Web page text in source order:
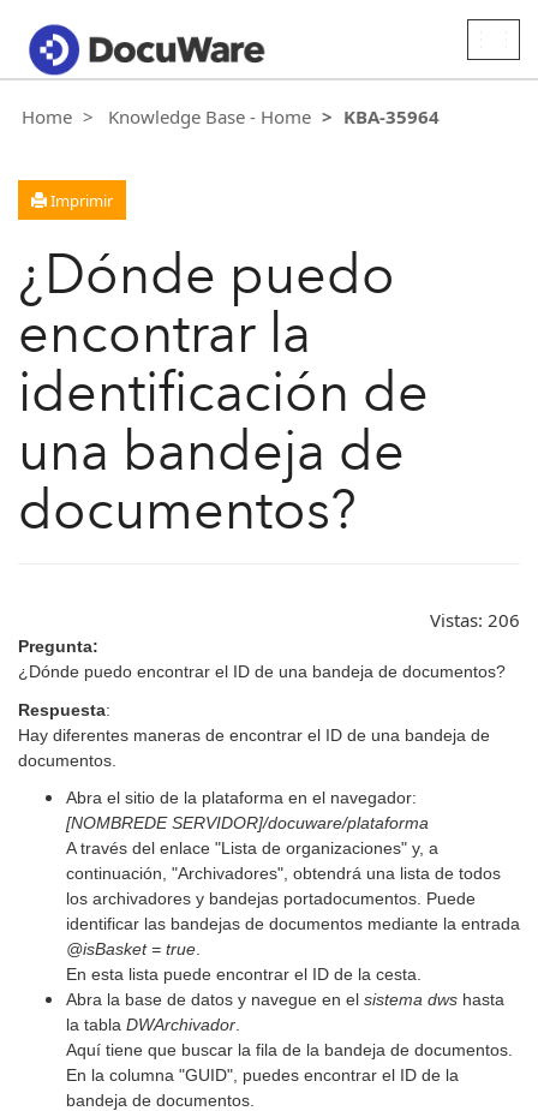
Home Knowledge Base - Home KBA-35964
Imprimir
¿Dónde puedo
encontrar la
identificación de
una bandeja de
documentos?
Vistas: 206
Pregunta:
¿Dónde puedo encontrar el ID de una bandeja de documentos?
Respuesta:
Hay diferentes maneras de encontrar el ID de una bandeja de
documentos.
Abra el sitio de la plataforma en el navegador:
[NOMBREDE SERVIDOR]/docuware/plataforma
A través del enlace "Lista de organizaciones" y, a
continuación, "Archivadores", obtendrá una lista de todos
los archivadores y bandejas portadocumentos. Puede
identificar las bandejas de documentos mediante la entrada
@isBasket = true
En esta lista puede encontrar el ID de la cesta.
Abra la base de datos y navegue en el sistema dws hasta
la tabla DWArchivador
Aquí tiene que buscar la fila de la bandeja de documentos.
En la columna "GUID", puedes encontrar el ID de la
bandeja de documentos.